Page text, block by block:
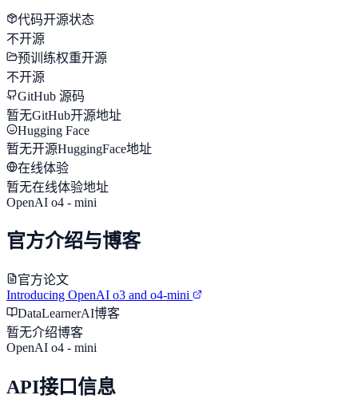
代码开源状态
不开源
预训练权重开源
不开源
GitHub 源码
暂无GitHub开源地址
Hugging Face
暂无开源HuggingFace地址
在线体验
暂无在线体验地址
OpenAI o4 - mini
官方介绍与博客
官方论文
Introducing OpenAI o3 and o4-mini
DataLearnerAI博客
暂无介绍博客
OpenAI o4 - mini
API接口信息